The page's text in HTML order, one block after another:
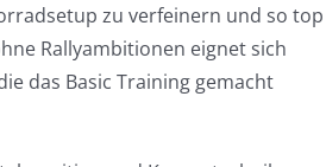
zu verfeinern und so top
Rallyambitionen eignet sich
das Basic Training gemacht